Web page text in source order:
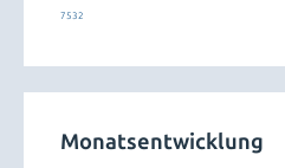
7532
Monatsentwicklung